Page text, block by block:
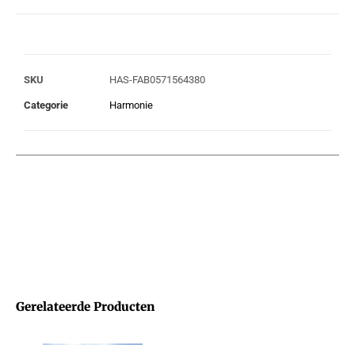
SKU HAS-FAB0571564380
Categorie Harmonie
Gerelateerde Producten